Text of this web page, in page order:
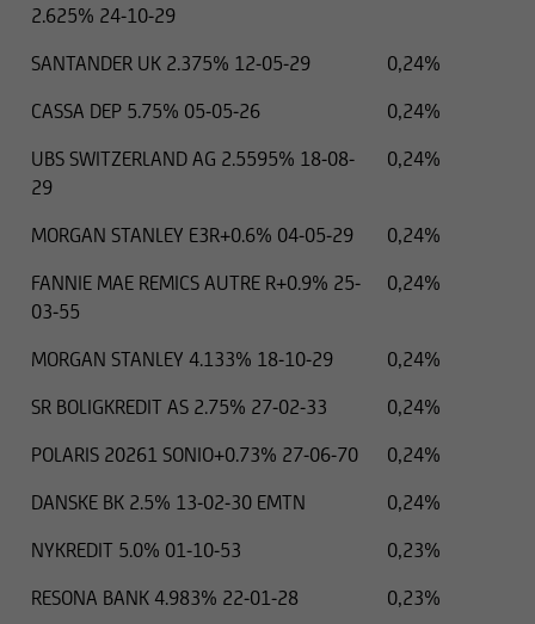
2.625% 24-10-29
SANTANDER UK 2.375% 12-05-29
0,24%
CASSA DEP 5.75% 05-05-26
0,24%
UBS SWITZERLAND AG 2.5595% 18-08-
29
0,24%
MORGAN STANLEY E3R+0.6% 04-05-29
0,24%
FANNIE MAE REMICS AUTRE R+0.9% 25-
03-55
0,24%
MORGAN STANLEY 4.133% 18-10-29
0,24%
SR BOLIGKREDIT AS 2.75% 27-02-33
0,24%
POLARIS 20261 SONIO+0.73% 27-06-70
0,24%
DANSKE BK 2.5% 13-02-30 EMTN
0,24%
NYKREDIT 5.0% 01-10-53
0,23%
RESONA BANK 4.983% 22-01-28
0,23%